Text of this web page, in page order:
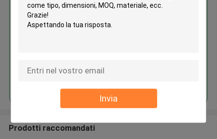
Invia
Tessuto scrivente tra riga e riga
per l'uniforme, tela del seno
Prodotti raccomandati